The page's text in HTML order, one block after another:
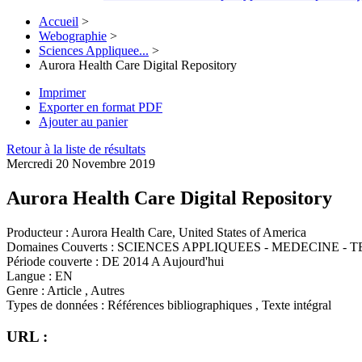
Accueil >
Webographie >
Sciences Appliquee... >
Aurora Health Care Digital Repository
Imprimer
Exporter en format PDF
Ajouter au panier
Retour à la liste de résultats
Mercredi 20 Novembre 2019
Aurora Health Care Digital Repository
Producteur : Aurora Health Care, United States of America
Domaines Couverts : SCIENCES APPLIQUEES - MEDECINE -
Période couverte : DE 2014 A Aujourd'hui
Langue : EN
Genre : Article , Autres
Types de données : Références bibliographiques , Texte intégral
URL :